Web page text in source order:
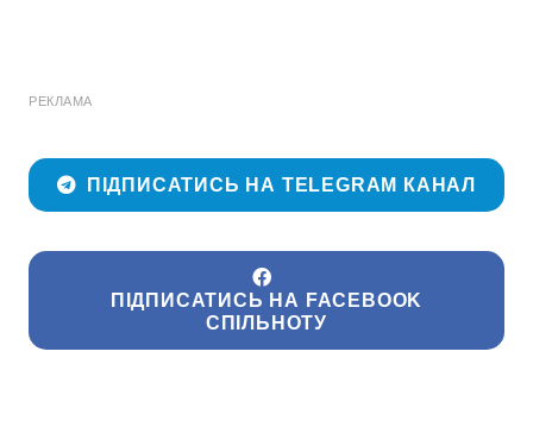
РЕКЛАМА
ПІДПИСАТИСЬ НА TELEGRAM КАНАЛ
ПІДПИСАТИСЬ НА FACEBOOK
СПІЛЬНОТУ